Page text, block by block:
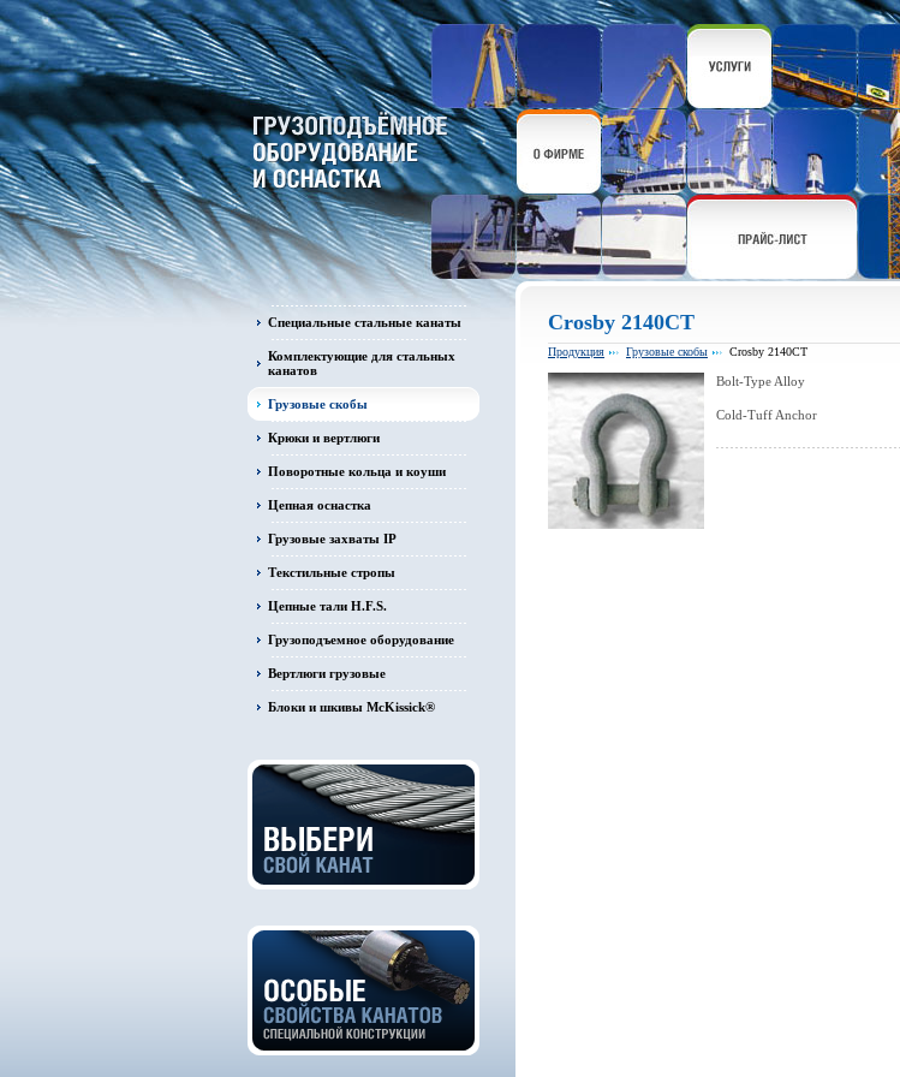
Специальные стальные канаты
Комплектующие для стальных
канатов
Грузовые скобы
Крюки и вертлюги
Поворотные кольца и коуши
Цепная оснастка
Грузовые захваты IP
Текстильные стропы
Цепные тали H.F.S.
Грузоподъемное оборудование
Вертлюги грузовые
Блоки и шкивы McKissick®
Crosby 2140CT
Продукция Грузовые скобы Crosby 2140CT
Bolt-Type Alloy
Cold-Tuff Anchor